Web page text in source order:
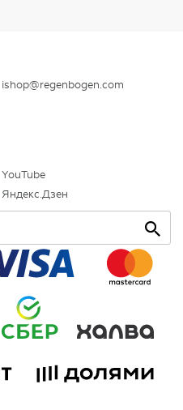
ishop@regenbogen.com
YouTube
Яндекс.Дзен